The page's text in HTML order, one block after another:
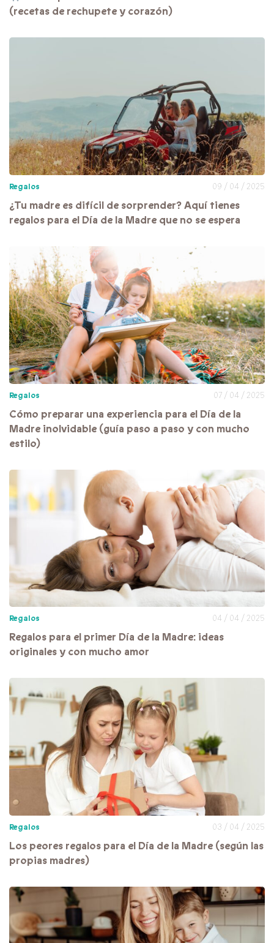
(recetas de rechupete y corazón)
Regalos 09 / 04 / 2025
¿Tu madre es difícil de sorprender? Aquí tienes
regalos para el Día de la Madre que no se espera
Regalos 07 / 04 / 2025
Cómo preparar una experiencia para el Día de la
Madre inolvidable (guía paso a paso y con mucho
estilo)
Regalos 04 / 04 / 2025
Regalos para el primer Día de la Madre: ideas
originales y con mucho amor
Regalos 03 / 04 / 2025
Los peores regalos para el Día de la Madre (según las
propias madres)